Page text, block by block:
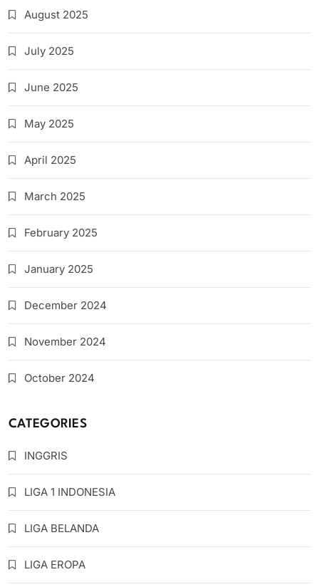
August 2025
July 2025
June 2025
May 2025
April 2025
March 2025
February 2025
January 2025
December 2024
November 2024
October 2024
CATEGORIES
INGGRIS
LIGA 1 INDONESIA
LIGA BELANDA
LIGA EROPA